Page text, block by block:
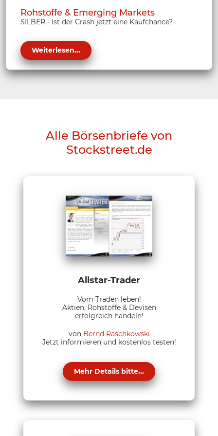
Rohstoffe & Emerging Markets
SILBER - Ist der Crash jetzt eine Kaufchance?
Weiterlesen...
Alle Börsenbriefe von
Stockstreet.de
Allstar-Trader
Vom Traden leben!
Aktien, Rohstoffe & Devisen
erfolgreich handeln!
von Bernd Raschkowski
Jetzt informieren und kostenlos testen!
Mehr Details bitte...